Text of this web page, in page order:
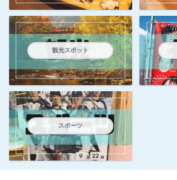
観光スポット
スポーツ